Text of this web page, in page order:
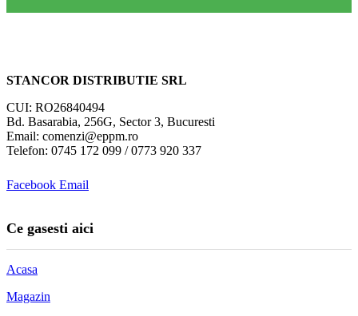
STANCOR DISTRIBUTIE SRL
CUI: RO26840494
Bd. Basarabia, 256G, Sector 3, Bucuresti
Email: comenzi@eppm.ro
Telefon: 0745 172 099 / 0773 920 337
Facebook Email
Ce gasesti aici
Acasa
Magazin